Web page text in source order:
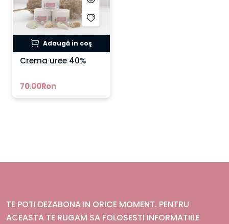
Adaugă in coş
Crema uree 40%
70.00Ron
TE POTI DEZABONA IN ORICE MOMENT. PENTRU
ACEASTA TE RUGAM SA FOLOSESTI INFORMATIILE